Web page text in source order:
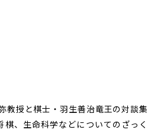
授と棋士・羽生善治竜王の対談集
棋、生命科学などについてのざっく